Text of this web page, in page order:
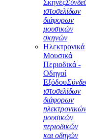
Σκηνές
ιστοσελίδων
διάφορων
μουσικών
σκηνών
Ηλεκτρονικά
Μουσικά
Περιοδικά -
Οδηγοί
Εξόδου
ιστοσελίδων
διάφορων
ηλεκτρονικών
μουσικών
περιοδικών
και οδηγών